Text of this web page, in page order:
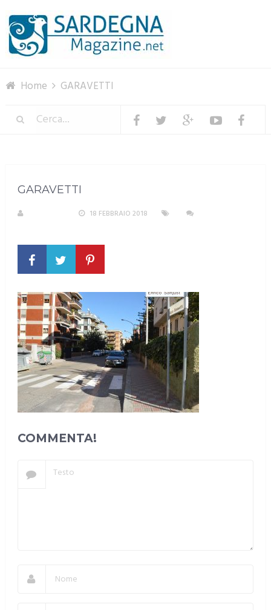
Home GARAVETTI
GARAVETTI
18 FEBBRAIO 2018
COMMENTA!